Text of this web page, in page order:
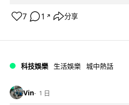
7 1 ↗ 分享
科技娛樂 生活娛樂 城中熱話
Vin 1 日